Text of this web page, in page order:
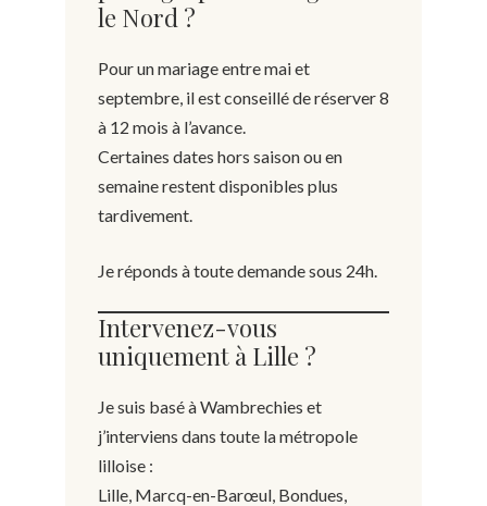
le Nord ?
Pour un mariage entre mai et
septembre, il est conseillé de réserver 8
à 12 mois à l’avance.
Certaines dates hors saison ou en
semaine restent disponibles plus
tardivement.
Je réponds à toute demande sous 24h.
Intervenez-vous
uniquement à Lille ?
Je suis basé à Wambrechies et
j’interviens dans toute la métropole
lilloise :
Lille, Marcq-en-Barœul, Bondues,